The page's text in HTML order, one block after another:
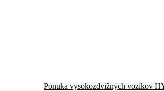
Ponuka vysokozdvižných vozíkov